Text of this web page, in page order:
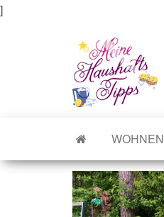
]
Meine
Das bisschen
WOHNEN